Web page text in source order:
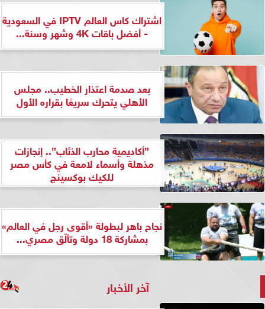
اشتراك كاس العالم IPTV في السعودية
- أفضل باقات 4K وشهر وسنة...
بعد صدمة اعتذار الخطيب.. مجلس
الأهلي يتحرك سريعًا بقراره الأول
”أكاديمية محارب الذئاب”.. إنجازات
مذهلة وأسماء لامعة في كأس مصر
للكيك بوكسينج
نجاح باهر لبطولة «أقوى رجل في العالم»
بمشاركة 18 دولة وتألّق مصري...
آخر الأخبار